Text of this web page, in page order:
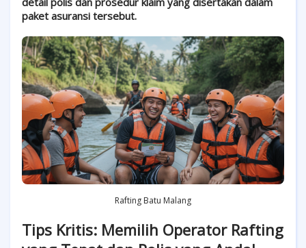
paket asuransi tersebut.
Rafting Batu Malang
Tips Kritis: Memilih Operator Rafting